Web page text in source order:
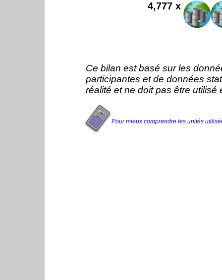
4,777 x
Ce bilan est basé sur les
participantes et de données
réalité et ne doit pas être
Pour mieux comprendre les unités